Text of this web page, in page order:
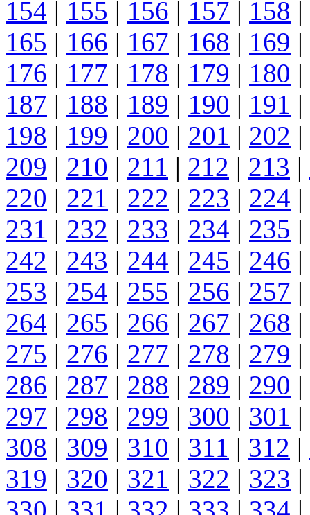
154 | 155 | 156 | 157 | 158 |
165 | 166 | 167 | 168 | 169 |
176 | 177 | 178 | 179 | 180 |
187 | 188 | 189 | 190 | 191 |
198 | 199 | 200 | 201 | 202 |
209 | 210 | 211 | 212 | 213 |
220 | 221 | 222 | 223 | 224 |
231 | 232 | 233 | 234 | 235 |
242 | 243 | 244 | 245 | 246 |
253 | 254 | 255 | 256 | 257 |
264 | 265 | 266 | 267 | 268 |
275 | 276 | 277 | 278 | 279 |
286 | 287 | 288 | 289 | 290 |
297 | 298 | 299 | 300 | 301 |
308 | 309 | 310 | 311 | 312 |
319 | 320 | 321 | 322 | 323 |